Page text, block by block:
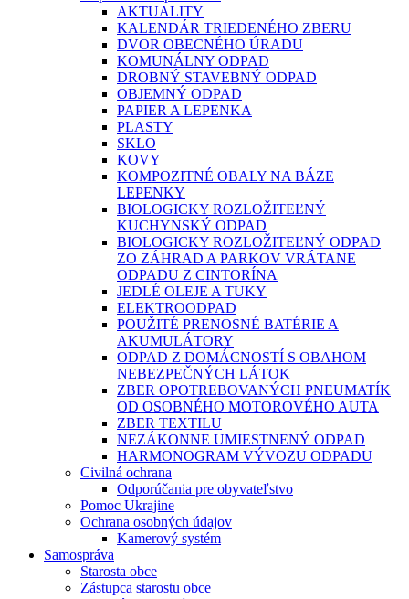
AKTUALITY
KALENDÁR TRIEDENÉHO ZBERU
DVOR OBECNÉHO ÚRADU
KOMUNÁLNY ODPAD
DROBNÝ STAVEBNÝ ODPAD
OBJEMNÝ ODPAD
PAPIER A LEPENKA
PLASTY
SKLO
KOVY
KOMPOZITNÉ OBALY NA BÁZE
LEPENKY
BIOLOGICKY ROZLOŽITEĽNÝ
KUCHYNSKÝ ODPAD
BIOLOGICKY ROZLOŽITEĽNÝ ODPAD
ZO ZÁHRAD A PARKOV VRÁTANE
ODPADU Z CINTORÍNA
JEDLÉ OLEJE A TUKY
ELEKTROODPAD
POUŽITÉ PRENOSNÉ BATÉRIE A
AKUMULÁTORY
ODPAD Z DOMÁCNOSTÍ S OBAHOM
NEBEZPEČNÝCH LÁTOK
ZBER OPOTREBOVANÝCH PNEUMATÍK
OD OSOBNÉHO MOTOROVÉHO AUTA
ZBER TEXTILU
NEZÁKONNE UMIESTNENÝ ODPAD
HARMONOGRAM VÝVOZU ODPADU
Civilná ochrana
Odporúčania pre obyvateľstvo
Pomoc Ukrajine
Ochrana osobných údajov
Kamerový systém
Samospráva
Starosta obce
Zástupca starostu obce